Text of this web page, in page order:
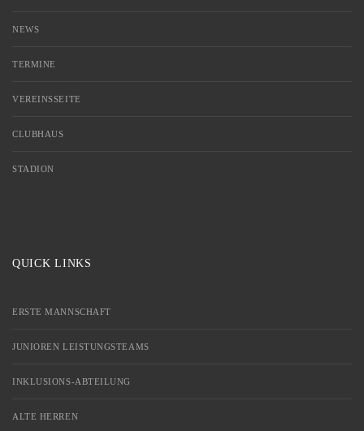
NEWS
TERMINE
VEREINSSEITE
CLUBHAUS
STADION
QUICK LINKS
ERSTE MANNSCHAFT
JUNIOREN LEISTUNGSTEAMS
INKLUSIONS-ABTEILUNG
ALTE HERREN